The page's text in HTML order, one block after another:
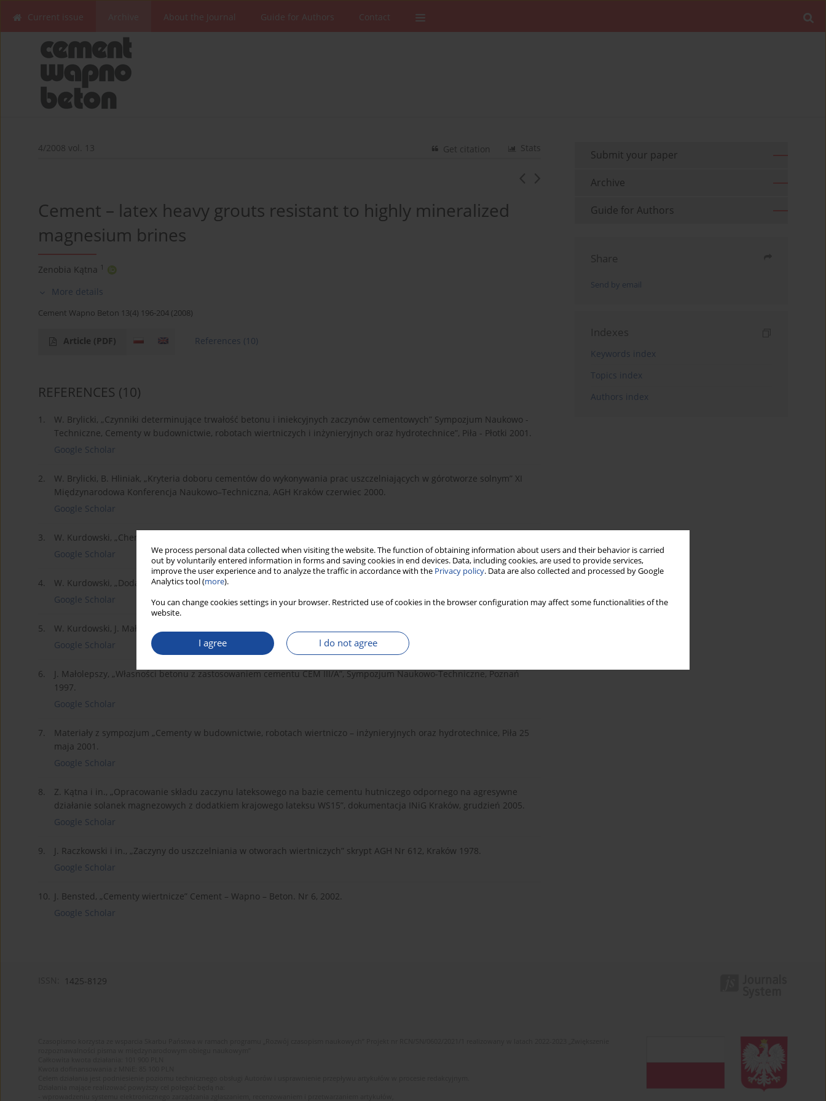
We process personal data collected when visiting the website. The function of obtaining information about users and their behavior is carried
out by voluntarily entered information in forms and saving cookies in end devices. Data, including cookies, are used to provide services,
improve the user experience and to analyze the traffic in accordance with the Privacy policy. Data are also collected and processed by Google
Analytics tool (more).
You can change cookies settings in your browser. Restricted use of cookies in the browser configuration may affect some functionalities of the
website.
I agree I do not agree
Current issue About the Journal Guide for Authors Contact
4/2008 vol. 13 Stats
Get citation
Cement – latex heavy grouts resistant to highly mineralized
magnesium brines
Zenobia Kątna 1
More details
Cement Wapno Beton 13(4) 196-204 (2008)
Article (PDF) References (10)
REFERENCES (10)
1.
W. Brylicki, „Czynniki determinujące trwałość betonu i iniekcyjnych zaczynów cementowych” Sympozjum Naukowo -
Techniczne, Cementy w budownictwie, robotach wiertniczych i inżynieryjnych oraz hydrotechnice”, Piła - Płotki 2001.
Google Scholar
2.
W. Brylicki, B. Hliniak, „Kryteria doboru cementów do wykonywania prac uszczelniających w górotworze solnym” XI
Międzynarodowa Konferencja Naukowo–Techniczna, AGH Kraków czerwiec 2000.
Google Scholar
3.
W. Kurdowski, „Chemia cementu” PWN, Warszawa 1991.
Google Scholar
4.
W. Kurdowski, „Dodatki mineralne do cementu a trwałość betonu” Cement – Wapno – Beton. Nr 6, 1991.
Google Scholar
5.
W. Kurdowski, J. Małolepszy, „Wpływ rodzaju cementu na trwałość betonu” Cement – Wapno – Beton. Nr 5, 1999.
Google Scholar
6.
J. Małolepszy, „Własności betonu z zastosowaniem cementu CEM III/A”, Sympozjum Naukowo-Techniczne, Poznań
1997.
Google Scholar
7.
Materiały z sympozjum „Cementy w budownictwie, robotach wiertniczo – inżynieryjnych oraz hydrotechnice, Piła 25
maja 2001.
Google Scholar
8.
Z. Kątna i in., „Opracowanie składu zaczynu lateksowego na bazie cementu hutniczego odpornego na agresywne
działanie solanek magnezowych z dodatkiem krajowego lateksu WS15”, dokumentacja INiG Kraków, grudzień 2005.
Google Scholar
9.
J. Raczkowski i in., „Zaczyny do uszczelniania w otworach wiertniczych” skrypt AGH Nr 612, Kraków 1978.
Google Scholar
10. J. Bensted, „Cementy wiertnicze” Cement – Wapno – Beton. Nr 6, 2002.
Google Scholar
Submit your paper
Archive
Guide for Authors
Share
Send by email
Indexes
Keywords index
Topics index
Authors index
1425-8129